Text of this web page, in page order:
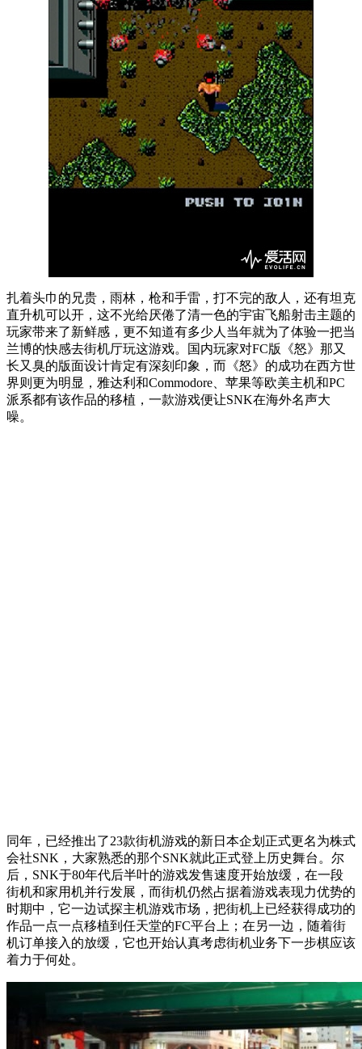
扎着头巾的兄贵，雨林，枪和手雷，打不完的敌人，还有坦克
直升机可以开，这不光给厌倦了清一色的宇宙飞船射击主题的
玩家带来了新鲜感，更不知道有多少人当年就为了体验一把当
兰博的快感去街机厅玩这游戏。国内玩家对FC版《怒》那又
长又臭的版面设计肯定有深刻印象，而《怒》的成功在西方世
界则更为明显，雅达利和Commodore、苹果等欧美主机和PC
派系都有该作品的移植，一款游戏便让SNK在海外名声大
噪。
同年，已经推出了23款街机游戏的新日本企划正式更名为株式
会社SNK，大家熟悉的那个SNK就此正式登上历史舞台。尔
后，SNK于80年代后半叶的游戏发售速度开始放缓，在一段
街机和家用机并行发展，而街机仍然占据着游戏表现力优势的
时期中，它一边试探主机游戏市场，把街机上已经获得成功的
作品一点一点移植到任天堂的FC平台上；在另一边，随着街
机订单接入的放缓，它也开始认真考虑街机业务下一步棋应该
着力于何处。